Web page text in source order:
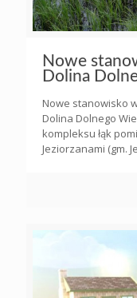
Nowe
Dolina
Nowe stanowisko
Dolina Dolnego
kompleksu łąk
Jeziorzanami (gm.